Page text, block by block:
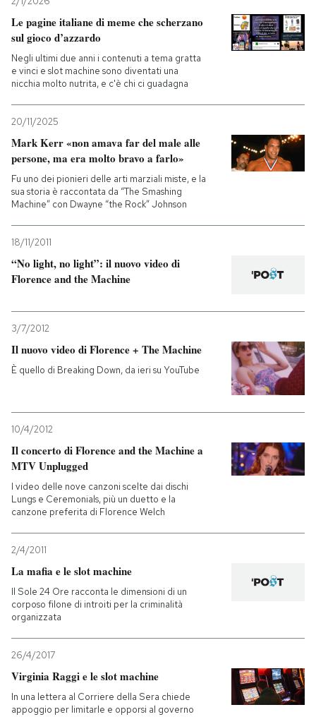
Le pagine italiane di meme che scherzano
sul gioco d’azzardo
Negli ultimi due anni i contenuti a tema gratta
e vinci e slot machine sono diventati una
nicchia molto nutrita, e c'è chi ci guadagna
20/11/2025
Mark Kerr «non amava far del male alle
persone, ma era molto bravo a farlo»
Fu uno dei pionieri delle arti marziali miste, e la
sua storia è raccontata da “The Smashing
Machine” con Dwayne “the Rock” Johnson
18/11/2011
“No light, no light”: il nuovo video di
Florence and the Machine
3/7/2012
Il nuovo video di Florence + The Machine
È quello di Breaking Down, da ieri su YouTube
10/4/2012
Il concerto di Florence and the Machine a
MTV Unplugged
I video delle nove canzoni scelte dai dischi
Lungs e Ceremonials, più un duetto e la
canzone preferita di Florence Welch
2/4/2011
La mafia e le slot machine
Il Sole 24 Ore racconta le dimensioni di un
corposo filone di introiti per la criminalità
organizzata
26/4/2017
Virginia Raggi e le slot machine
In una lettera al Corriere della Sera chiede
appoggio per limitarle e opporsi al governo